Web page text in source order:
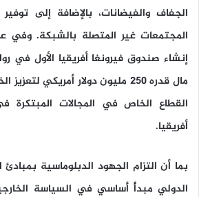
الجفاف والفيضانات، بالإضافة إلى
إنشاء صندوق فيرونغا أفريقيا الأول في
مال قدره ٢٥٠ مليون دولار أمريكي
القطاع الخاص في المجالات المبتكرة
أفريقيا.
بما أن التزام الجهود الدبلوماسية بمبادئ
الدولي مبدأٌ أساسي في السياسة